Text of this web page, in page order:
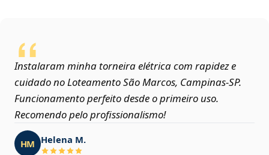
Instalaram minha torneira elétrica com rapidez e
cuidado no Loteamento São Marcos, Campinas‑SP.
Funcionamento perfeito desde o primeiro uso.
Recomendo pelo profissionalismo!
HM Helena M.